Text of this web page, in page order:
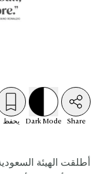
Share
Dark Mode يحفظ
أطلقت الهيئة